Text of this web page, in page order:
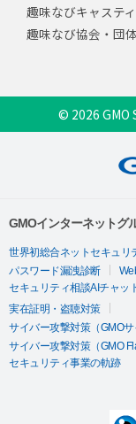
趣味なびキャステ
趣味なび協会・団
© 2026 GMO